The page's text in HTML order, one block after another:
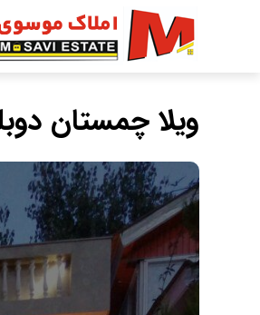
ویلا چمستان